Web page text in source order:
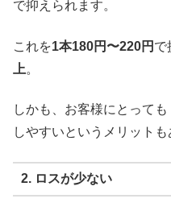
で抑えられます。
これを1本180円〜220円 で
上。
しかも、お客様にとって
しやすいというメリットも
2. ロスが少ない